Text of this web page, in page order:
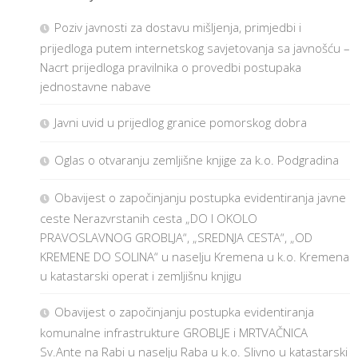
Poziv javnosti za dostavu mišljenja, primjedbi i
prijedloga putem internetskog savjetovanja sa javnošću –
Nacrt prijedloga pravilnika o provedbi postupaka
jednostavne nabave
Javni uvid u prijedlog granice pomorskog dobra
Oglas o otvaranju zemljišne knjige za k.o. Podgradina
Obavijest o započinjanju postupka evidentiranja javne
ceste Nerazvrstanih cesta „DO I OKOLO
PRAVOSLAVNOG GROBLJA“, „SREDNJA CESTA“, „OD
KREMENE DO SOLINA“ u naselju Kremena u k.o. Kremena
u katastarski operat i zemljišnu knjigu
Obavijest o započinjanju postupka evidentiranja
komunalne infrastrukture GROBLJE i MRTVAČNICA
Sv.Ante na Rabi u naselju Raba u k.o. Slivno u katastarski